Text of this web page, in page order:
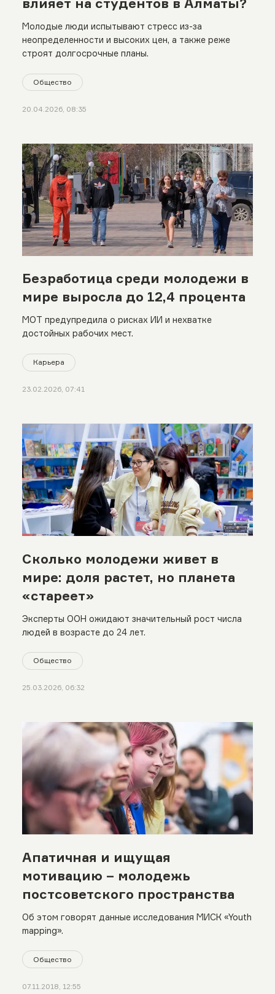
Молодые люди испытывают стресс из-за
неопределенности и высоких цен, а также реже
строят долгосрочные планы.
Общество
20.04.2026, 08:35
Безработица среди молодежи в
мире выросла до 12,4 процента
МОТ предупредила о рисках ИИ и нехватке
достойных рабочих мест.
Карьера
23.02.2026, 07:41
Сколько молодежи живет в
мире: доля растет, но планета
«стареет»
Эксперты ООН ожидают значительный рост числа
людей в возрасте до 24 лет.
Общество
25.03.2026, 06:32
Апатичная и ищущая
мотивацию – молодежь
постсоветского пространства
Об этом говорят данные исследования МИСК «Youth
mapping».
Общество
07.11.2018, 12:55